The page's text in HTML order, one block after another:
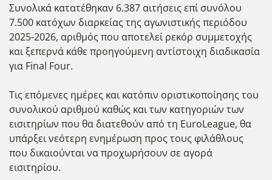
Συνολικά κατατέθηκαν 6.387 αιτήσεις επί συνόλου
7.500 κατόχων διαρκείας της αγωνιστικής περιόδου
2025-2026, αριθμός που αποτελεί ρεκόρ συμμετοχής
και ξεπερνά κάθε προηγούμενη αντίστοιχη διαδικασία
για Final Four.
Τις επόμενες ημέρες και κατόπιν οριστικοποίησης του
συνολικού αριθμού καθώς και των κατηγοριών των
εισιτηρίων που θα διατεθούν από τη EuroLeague, θα
υπάρξει νεότερη ενημέρωση προς τους φιλάθλους
που δικαιούνται να προχωρήσουν σε αγορά
εισιτηρίου.